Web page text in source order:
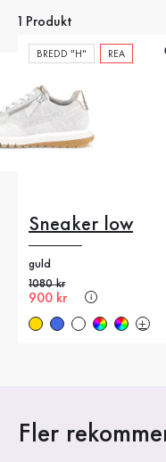
1 Produkt
BREDD "H" REA
Sneaker low
guld
Gammalt pris
1080 kr
Nytt pris
900 kr
Fler